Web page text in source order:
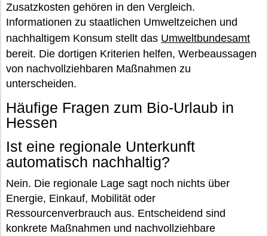
Zusatzkosten gehören in den Vergleich.
Informationen zu staatlichen Umweltzeichen und
nachhaltigem Konsum stellt das Umweltbundesamt
bereit. Die dortigen Kriterien helfen, Werbeaussagen
von nachvollziehbaren Maßnahmen zu
unterscheiden.
Häufige Fragen zum Bio-Urlaub in
Hessen
Ist eine regionale Unterkunft
automatisch nachhaltig?
Nein. Die regionale Lage sagt noch nichts über
Energie, Einkauf, Mobilität oder
Ressourcenverbrauch aus. Entscheidend sind
konkrete Maßnahmen und nachvollziehbare